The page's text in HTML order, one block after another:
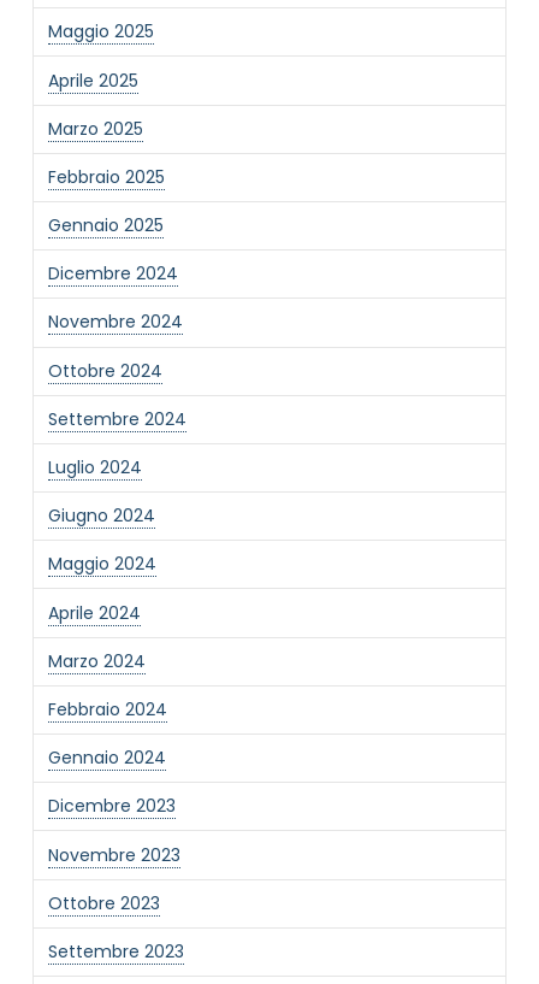
Maggio 2025
Aprile 2025
Marzo 2025
Febbraio 2025
Gennaio 2025
Dicembre 2024
Novembre 2024
Ottobre 2024
Settembre 2024
Luglio 2024
Giugno 2024
Maggio 2024
Aprile 2024
Marzo 2024
Febbraio 2024
Gennaio 2024
Dicembre 2023
Novembre 2023
Ottobre 2023
Settembre 2023
NOME STRUTTURA
MAIL REFERENTE
MOTIVO DEL CONTATTO
Informativa Privacy
Ho preso visione dell'informativa privacy
Privacy Policy completa
Newsletter
Desidero rimanere aggiornato sulle ultime
novità dell'Associazione tramite l'iscrizione alla
newsletter
Invia